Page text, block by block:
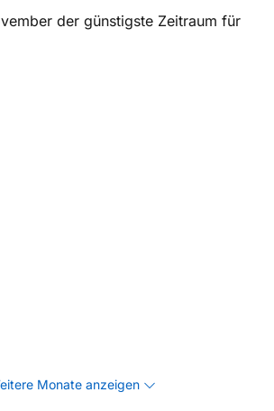
der günstigste Zeitraum für
Monate anzeigen